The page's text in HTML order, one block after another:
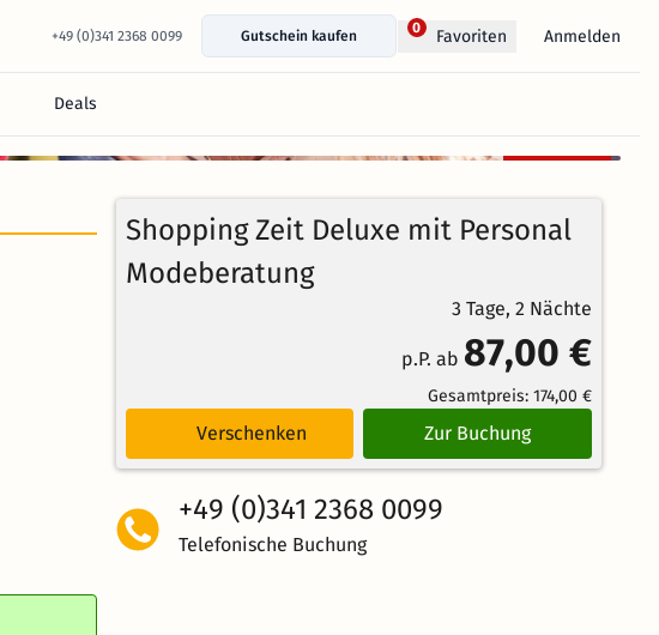
+49 (0)341 2368 0099 Gutschein kaufen
0 Favoriten Anmelden
Deals
100%
Weiterempfehlung
Bewertungen
4.5/5
stornierbar
Shopping Zeit Deluxe mit Personal
Modeberatung
3 Tage, 2 Nächte
p.P. ab 87,00 €
Gesamtpreis: 174,00 €
Verschenken Zur Buchung
+49 (0)341 2368 0099
Telefonische Buchung